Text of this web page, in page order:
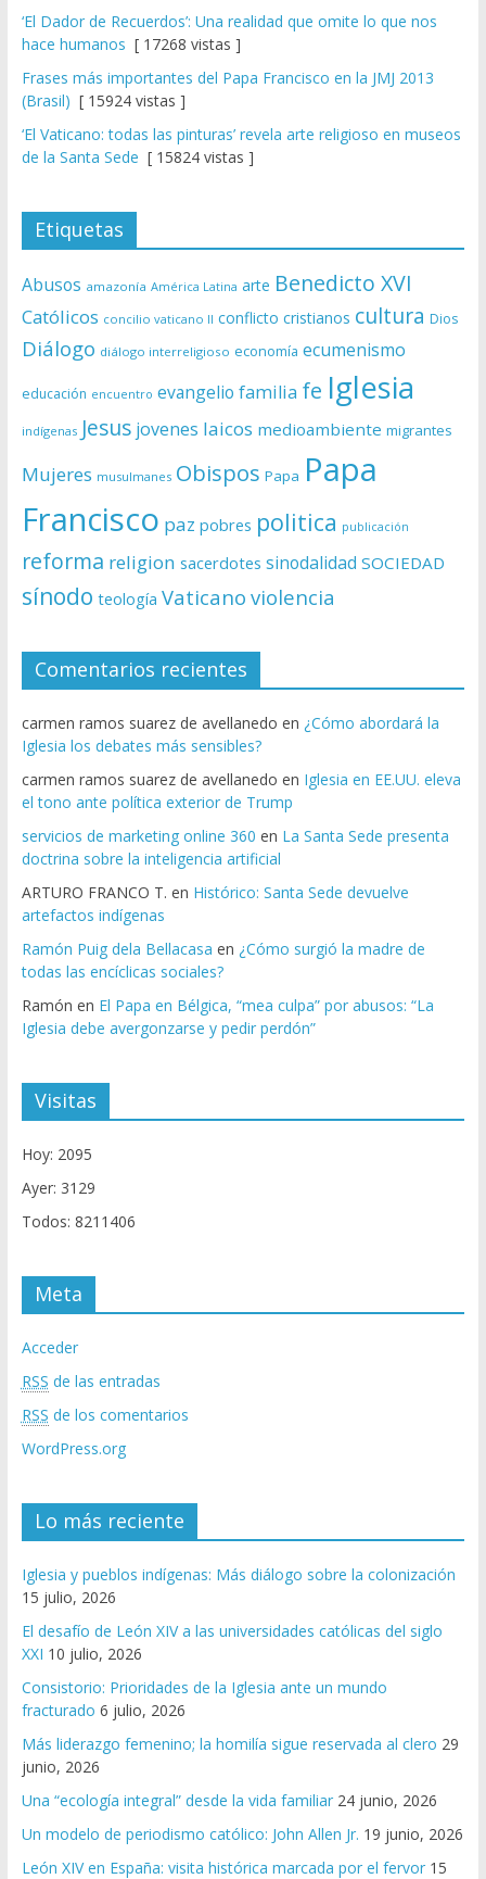
‘El Dador de Recuerdos’: Una realidad que omite lo que nos
hace humanos [ 17268 vistas ]
Frases más importantes del Papa Francisco en la JMJ 2013
(Brasil) [ 15924 vistas ]
‘El Vaticano: todas las pinturas’ revela arte religioso en museos
de la Santa Sede [ 15824 vistas ]
Etiquetas
Abusos amazonía América Latina arte Benedicto XVI
Católicos concilio vaticano II conflicto cristianos cultura Dios
Diálogo diálogo interreligioso economía ecumenismo
educación encuentro evangelio familia fe Iglesia
indígenas Jesus jovenes laicos medioambiente migrantes
Mujeres musulmanes Obispos Papa Papa
Francisco paz pobres politica publicación
reforma religion sacerdotes sinodalidad SOCIEDAD
sínodo teología Vaticano violencia
Comentarios recientes
carmen ramos suarez de avellanedo en ¿Cómo abordará la
Iglesia los debates más sensibles?
carmen ramos suarez de avellanedo en Iglesia en EE.UU. eleva
el tono ante política exterior de Trump
servicios de marketing online 360 en La Santa Sede presenta
doctrina sobre la inteligencia artificial
ARTURO FRANCO T. en Histórico: Santa Sede devuelve
artefactos indígenas
Ramón Puig dela Bellacasa en ¿Cómo surgió la madre de
todas las encíclicas sociales?
Ramón en El Papa en Bélgica, “mea culpa” por abusos: “La
Iglesia debe avergonzarse y pedir perdón”
Visitas
Hoy: 2095
Ayer: 3129
Todos: 8211406
Meta
Acceder
RSS de las entradas
RSS de los comentarios
WordPress.org
Lo más reciente
Iglesia y pueblos indígenas: Más diálogo sobre la colonización
15 julio, 2026
El desafío de León XIV a las universidades católicas del siglo
XXI 10 julio, 2026
Consistorio: Prioridades de la Iglesia ante un mundo
fracturado 6 julio, 2026
Más liderazgo femenino; la homilía sigue reservada al clero 29
junio, 2026
Una “ecología integral” desde la vida familiar 24 junio, 2026
Un modelo de periodismo católico: John Allen Jr. 19 junio, 2026
León XIV en España: visita histórica marcada por el fervor 15